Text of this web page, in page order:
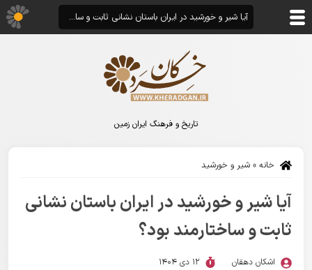
تاریخ و فرهنگ ایران زمین
خانه » شیر و خورشید
آیا شیر و خورشید در ایران باستان نشانی
ثابت و ساختارمند بود؟
اشکان دهقان 12 دی 1404
آیا شیر و خورشید در ایران باستان نشانی ثابت و ساختارمند بود؟